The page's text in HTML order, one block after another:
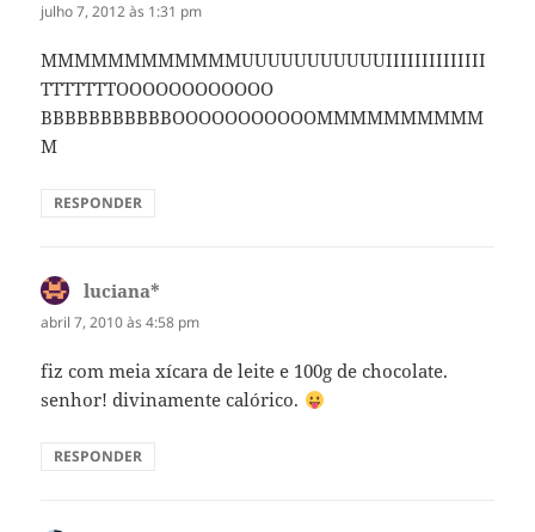
julho 7, 2012 às 1:31 pm
MMMMMMMMMMMMUUUUUUUUUUUIIIIIIIIIIIIII
TTTTTTTOOOOOOOOOOOO
BBBBBBBBBBBOOOOOOOOOOOMMMMMMMMMM
M
RESPONDER
luciana*
abril 7, 2010 às 4:58 pm
fiz com meia xícara de leite e 100g de chocolate.
senhor! divinamente calórico.
RESPONDER